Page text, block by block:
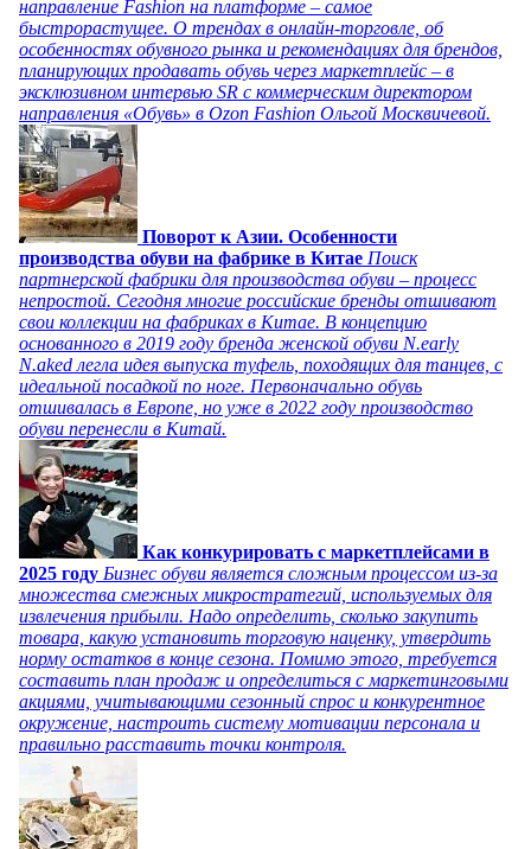
направление Fashion на платформе – самое
быстрорастущее. О трендах в онлайн-торговле, об
особенностях обувного рынка и рекомендациях для брендов,
планирующих продавать обувь через маркетплейс – в
эксклюзивном интервью SR с коммерческим директором
направления «Обувь» в Ozon Fashion Ольгой Москвичевой.
Поворот к Азии. Особенности
производства обуви на фабрике в Китае Поиск
партнерской фабрики для производства обуви – процесс
непростой. Сегодня многие российские бренды отшивают
свои коллекции на фабриках в Китае. В концепцию
основанного в 2019 году бренда женской обуви N.early
N.aked легла идея выпуска туфель, походящих для танцев, с
идеальной посадкой по ноге. Первоначально обувь
отшивалась в Европе, но уже в 2022 году производство
обуви перенесли в Китай.
Как конкурировать с маркетплейсами в
2025 году Бизнес обуви является сложным процессом из-за
множества смежных микростратегий, используемых для
извлечения прибыли. Надо определить, сколько закупить
товара, какую установить торговую наценку, утвердить
норму остатков в конце сезона. Помимо этого, требуется
составить план продаж и определиться с маркетинговыми
акциями, учитывающими сезонный спрос и конкурентное
окружение, настроить систему мотивации персонала и
правильно расставить точки контроля.